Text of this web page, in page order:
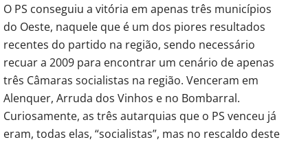
O PS conseguiu a vitória em apenas três municípios
do Oeste, naquele que é um dos piores resultados
recentes do partido na região, sendo necessário
recuar a 2009 para encontrar um cenário de apenas
três Câmaras socialistas na região. Venceram em
Alenquer, Arruda dos Vinhos e no Bombarral.
Curiosamente, as três autarquias que o PS venceu já
eram, todas elas, “socialistas”, mas no rescaldo deste